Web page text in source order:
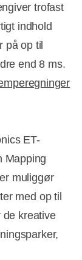
trofast
indhold
på op til
end 8 ms.
ET-
Mapping
muliggør
med op til
de kreative